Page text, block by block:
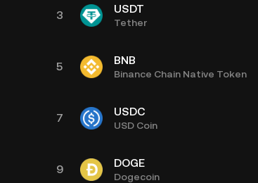
3 USDT
Tether
5 BNB
Binance Chain Native Token
7 USDC
USD Coin
9 DOGE
Dogecoin